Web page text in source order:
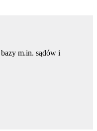
m.in. sądów i